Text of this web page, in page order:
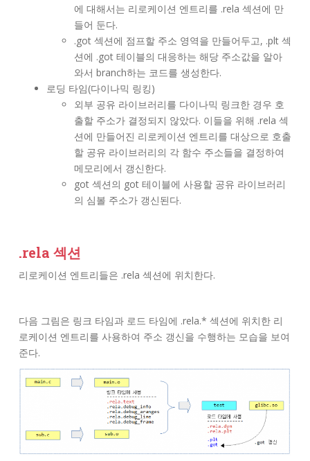
에 대해서는 리로케이션 엔트리를 .rela 섹션에 만
들어 둔다.
.got 섹션에 점프할 주소 영역을 만들어두고, .plt 섹
션에 .got 테이블의 대응하는 해당 주소값을 알아
와서 branch하는 코드를 생성한다.
로딩 타임(다이나믹 링킹)
외부 공유 라이브러리를 다이나믹 링크한 경우 호
출할 주소가 결정되지 않았다. 이들을 위해 .rela 섹
션에 만들어진 리로케이션 엔트리를 대상으로 호출
할 공유 라이브러리의 각 함수 주소들을 결정하여
메모리에서 갱신한다.
got 섹션의 got 테이블에 사용할 공유 라이브러리
의 심볼 주소가 갱신된다.
.rela 섹션
리로케이션 엔트리들은 .rela 섹션에 위치한다.
다음 그림은 링크 타임과 로드 타임에 .rela.* 섹션에 위치한 리
로케이션 엔트리를 사용하여 주소 갱신을 수행하는 모습을 보여
준다.